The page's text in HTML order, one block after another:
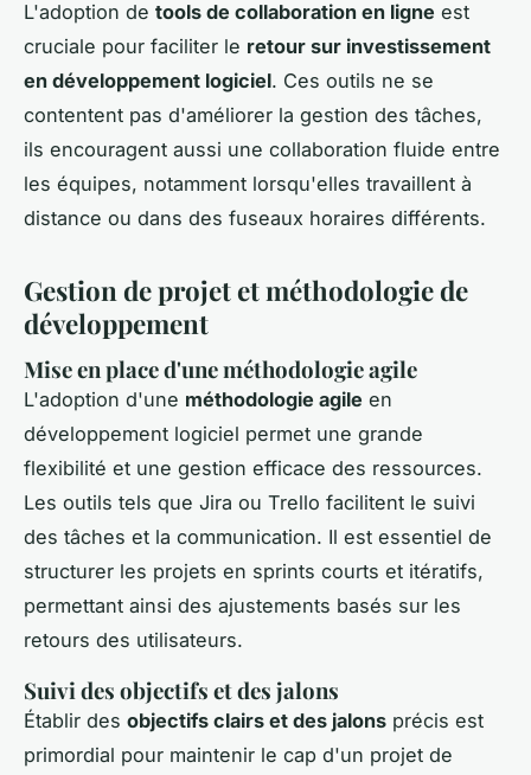
L'adoption de tools de collaboration en ligne est
cruciale pour faciliter le retour sur investissement
en développement logiciel. Ces outils ne se
contentent pas d'améliorer la gestion des tâches,
ils encouragent aussi une collaboration fluide entre
les équipes, notamment lorsqu'elles travaillent à
distance ou dans des fuseaux horaires différents.
Gestion de projet et méthodologie de
développement
Mise en place d'une méthodologie agile
L'adoption d'une méthodologie agile en
développement logiciel permet une grande
flexibilité et une gestion efficace des ressources.
Les outils tels que Jira ou Trello facilitent le suivi
des tâches et la communication. Il est essentiel de
structurer les projets en sprints courts et itératifs,
permettant ainsi des ajustements basés sur les
retours des utilisateurs.
Suivi des objectifs et des jalons
Établir des objectifs clairs et des jalons précis est
primordial pour maintenir le cap d'un projet de